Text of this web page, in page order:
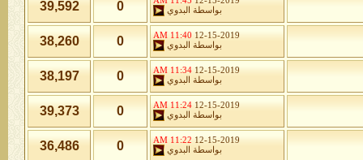
بواسطة
البدوي 0
39,592
12-15-2019
11:40 AM
بواسطة
البدوي 0
38,260
12-15-2019
11:34 AM
بواسطة
البدوي 0
38,197
12-15-2019
11:24 AM
بواسطة
البدوي 0
39,373
12-15-2019
11:22 AM
بواسطة
البدوي 0
36,486